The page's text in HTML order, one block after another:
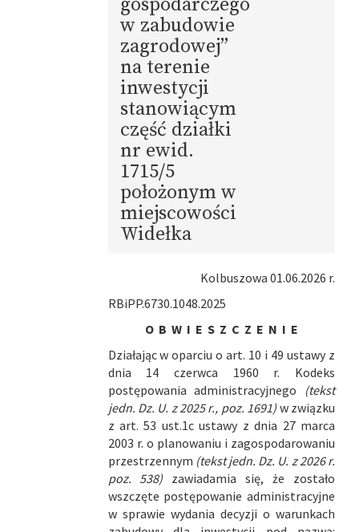
gospodarczego
w zabudowie
zagrodowej”
na terenie
inwestycji
stanowiącym
część działki
nr ewid.
1715/5
położonym w
miejscowości
Widełka
Kolbuszowa 01.06.2026 r.
RBiPP.6730.1048.2025
O B W I E S Z C Z E N I E
Działając w oparciu o art. 10 i 49 ustawy z
dnia 14 czerwca 1960 r. Kodeks
postępowania administracyjnego (tekst
jedn. Dz. U. z 2025 r., poz. 1691) w związku
z art. 53 ust.1c ustawy z dnia 27 marca
2003 r. o planowaniu i zagospodarowaniu
przestrzennym (tekst jedn. Dz. U. z 2026 r.
poz. 538) zawiadamia się, że zostało
wszczęte postępowanie administracyjne
w sprawie wydania decyzji o warunkach